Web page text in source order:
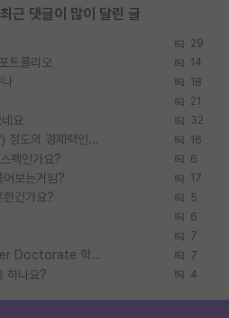
근 댓글이 많이 달린 글
29
트폴리오 14
18
21
요 32
박사진학하기에 2억은 괜찮은 (?) 정도의 경제력인가요 16
펙인가요? 6
보는거임? 17
한건가요? 5
6
7
우리나라도 학구 열풍보면 Higher Doctorate 학위가 필요하다고 봅니다. 7
하나요? 4